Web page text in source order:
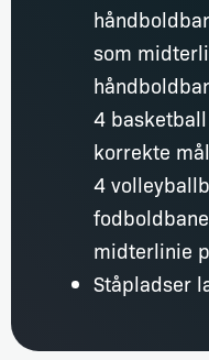
som
4
korrekte
4
midterlinie
Ståpladser